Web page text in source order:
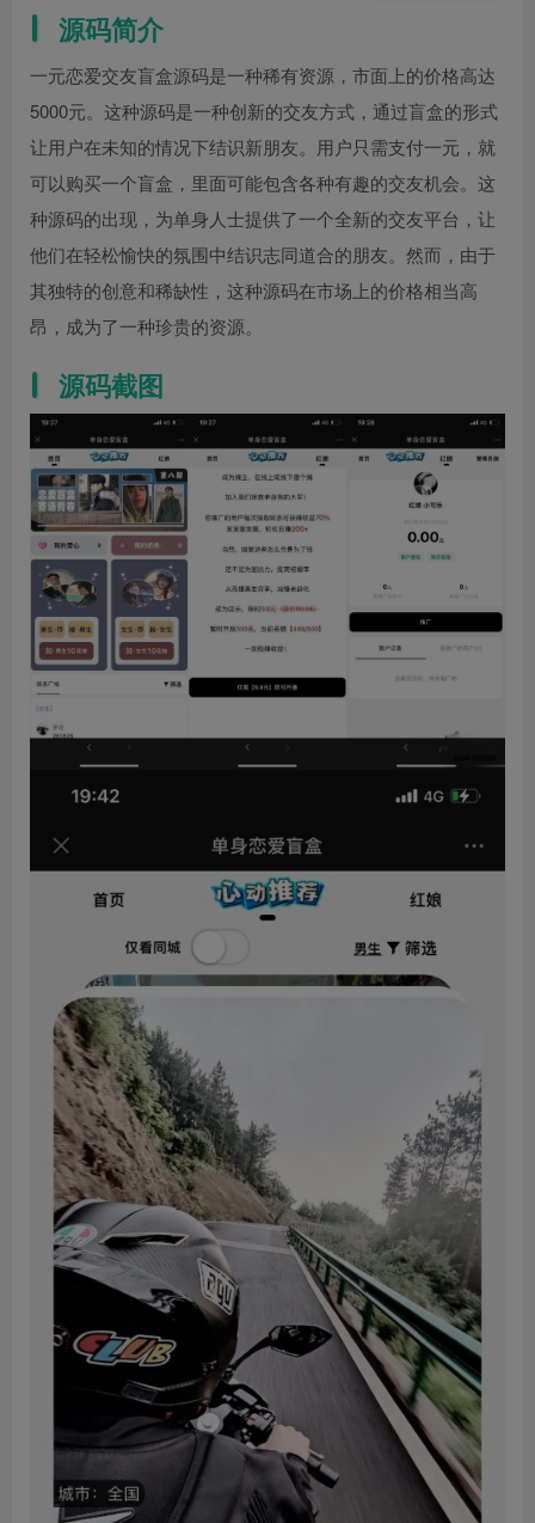
源码简介
一元恋爱交友盲盒源码是一种稀有资源，市面上的价格高达
5000元。这种源码是一种创新的交友方式，通过盲盒的形式
让用户在未知的情况下结识新朋友。用户只需支付一元，就
可以购买一个盲盒，里面可能包含各种有趣的交友机会。这
种源码的出现，为单身人士提供了一个全新的交友平台，让
他们在轻松愉快的氛围中结识志同道合的朋友。然而，由于
其独特的创意和稀缺性，这种源码在市场上的价格相当高
昂，成为了一种珍贵的资源。
源码截图